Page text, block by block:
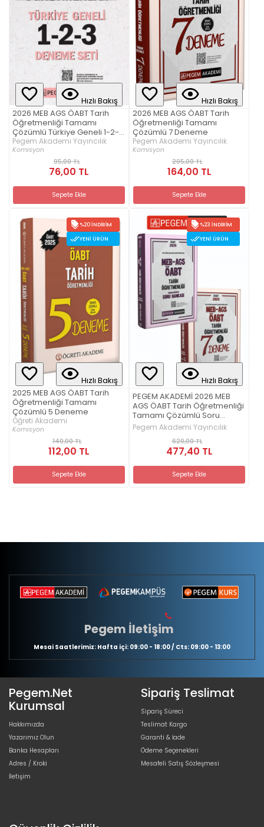
Hızlı Bakış
2026 MEB AGS ÖABT Tarih
Öğretmenliği Tamamı
Çözümlü Türkiye Geneli 1-2-3
(3'lü Deneme Seti)
Pegem Akademi Yayıncılık
Komisyon
95,00 TL
76,00 TL
Sepete Ekle
Hızlı Bakış
2026 MEB AGS ÖABT Tarih
Öğretmenliği Tamamı
Çözümlü 7 Deneme
Pegem Akademi Yayıncılık
Komisyon
205,00 TL
164,00 TL
Sepete Ekle
%20 İNDIRIM
YENI ÜRÜN
Hızlı Bakış
2025 MEB AGS ÖABT Tarih
Öğretmenliği Tamamı
Çözümlü 5 Deneme
Öğreti Akademi
Komisyon
140,00 TL
112,00 TL
Sepete Ekle
%23 İNDIRIM
YENI ÜRÜN
Hızlı Bakış
PEGEM AKADEMİ 2026 MEB
AGS ÖABT Tarih Öğretmenliği
Tamamı Çözümlü Soru
Bankası + 2026 MEB AGS
ÖABT Tarih Öğretmenliği
Tamamı Çözümlü 7 Deneme
Seti (2.Kitap)
Pegem Akademi Yayıncılık
620,00 TL
477,40 TL
Sepete Ekle
Pegem İletişim
Mesai Saatlerimiz: Hafta içi: 09:00 - 18:00 / Cts: 09:00 - 13:00
Pegem.Net
Kurumsal
Hakkımızda
Yazarımız Olun
Banka Hesapları
Adres / Kroki
İletişim
Sipariş Teslimat
Sipariş Süreci
Teslimat Kargo
Garanti & İade
Ödeme Seçenekleri
Mesafeli Satış Sözleşmesi